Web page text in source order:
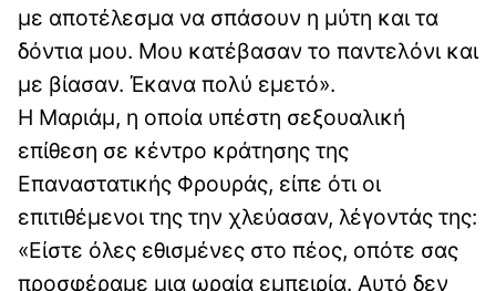
με αποτέλεσμα να σπάσουν η μύτη και τα
δόντια μου. Μου κατέβασαν το παντελόνι και
με βίασαν. Έκανα πολύ εμετό».
Η Μαριάμ, η οποία υπέστη σεξουαλική
επίθεση σε κέντρο κράτησης της
Επαναστατικής Φρουράς, είπε ότι οι
επιτιθέμενοι της την χλεύασαν, λέγοντάς της:
«Είστε όλες εθισμένες στο πέος, οπότε σας
προσφέραμε μια ωραία εμπειρία. Αυτό δεν